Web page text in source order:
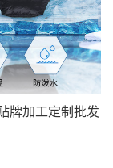
牌加工定制批发